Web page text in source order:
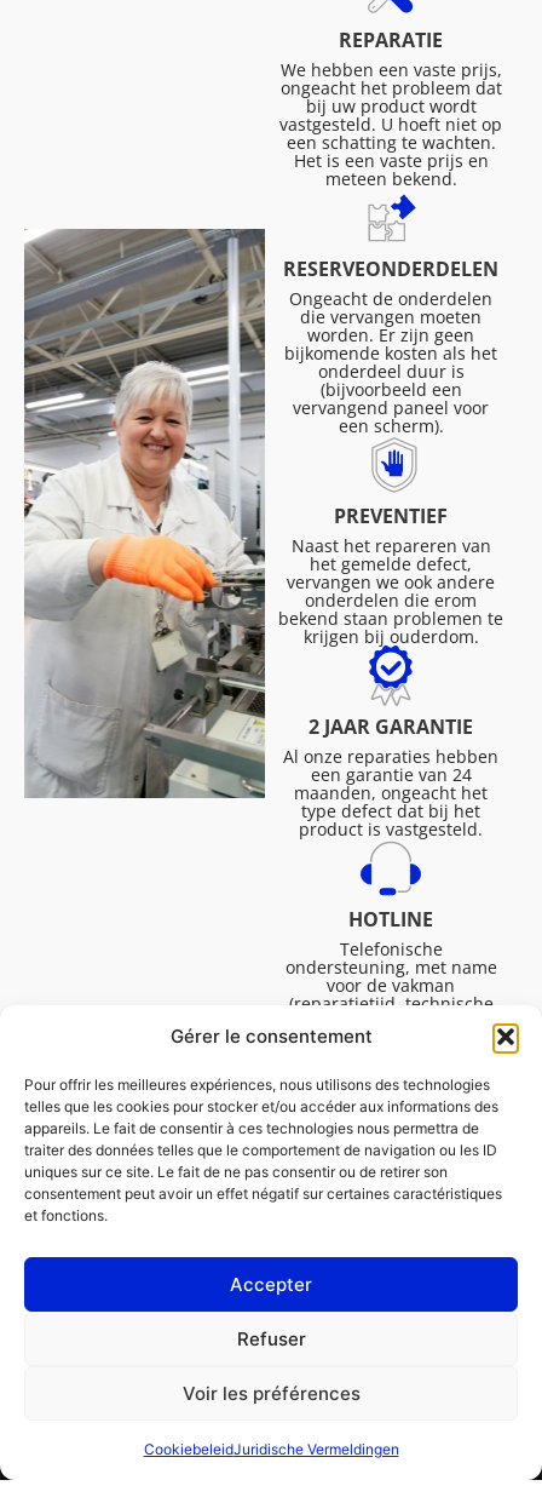
Gérer le consentement
Pour offrir les meilleures expériences, nous utilisons des technologies
telles que les cookies pour stocker et/ou accéder aux informations des
appareils. Le fait de consentir à ces technologies nous permettra de
traiter des données telles que le comportement de navigation ou les ID
uniques sur ce site. Le fait de ne pas consentir ou de retirer son
consentement peut avoir un effet négatif sur certaines caractéristiques
et fonctions.
Accepter
Refuser
Voir les préférences
CookiebeleidJuridische Vermeldingen
PROFESSIONAL
Een reparatie bestellen
CONSUMENT
Een garage vinden
REPARATIE
We hebben een vaste prijs,
ongeacht het probleem dat
bij uw product wordt
vastgesteld. U hoeft niet op
een schatting te wachten.
Het is een vaste prijs en
meteen bekend.
RESERVEONDERDELEN
Ongeacht de onderdelen
die vervangen moeten
worden. Er zijn geen
bijkomende kosten als het
onderdeel duur is
(bijvoorbeeld een
vervangend paneel voor
een scherm).
PREVENTIEF
Naast het repareren van
het gemelde defect,
vervangen we ook andere
onderdelen die erom
bekend staan problemen te
krijgen bij ouderdom.
2 JAAR GARANTIE
Al onze reparaties hebben
een garantie van 24
maanden, ongeacht het
type defect dat bij het
product is vastgesteld.
HOTLINE
Telefonische
ondersteuning, met name
voor de vakman
(reparatietijd, technische
Maandag tot vrijdag van